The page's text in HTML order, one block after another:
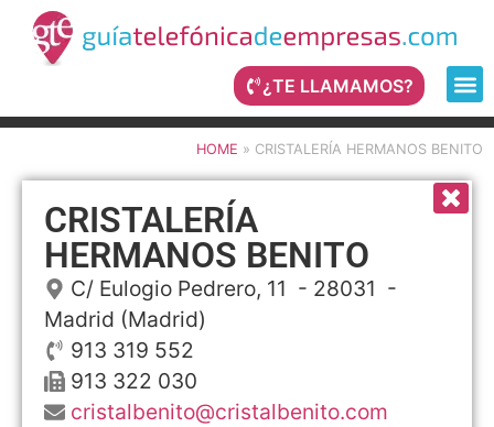
¿TE LLAMAMOS?
HOME » CRISTALERÍA HERMANOS BENITO
CRISTALERÍA
HERMANOS BENITO
C/ Eulogio Pedrero, 11 - 28031 -
Madrid (Madrid)
913 319 552
913 322 030
cristalbenito@cristalbenito.com